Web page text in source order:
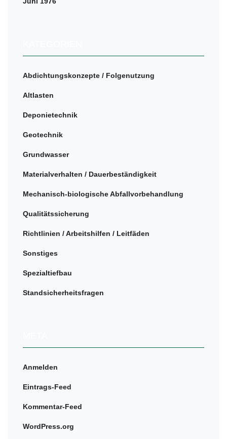
Abdichtungskonzepte / Folgenutzung
Altlasten
Deponietechnik
Geotechnik
Grundwasser
Materialverhalten / Dauerbeständigkeit
Mechanisch-biologische Abfallvorbehandlung
Qualitätssicherung
Richtlinien / Arbeitshilfen / Leitfäden
Sonstiges
Spezialtiefbau
Standsicherheitsfragen
Anmelden
Eintrags-Feed
Kommentar-Feed
WordPress.org